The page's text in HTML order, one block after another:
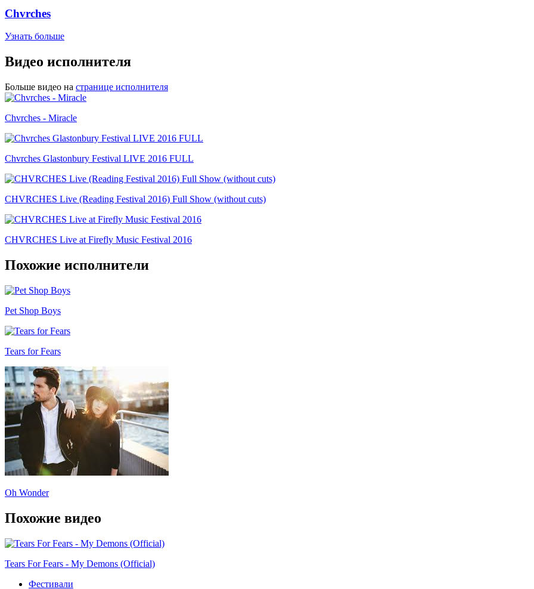
Chvrches
Узнать больше
Видео исполнителя
Больше видео на странице исполнителя
Chvrches - Miracle
Chvrches Glastonbury Festival LIVE 2016 FULL
CHVRCHES Live (Reading Festival 2016) Full Show (without cuts)
CHVRCHES Live at Firefly Music Festival 2016
Похожие исполнители
Pet Shop Boys
Tears for Fears
Oh Wonder
Похожие видео
Tears For Fears - My Demons (Official)
Фестивали